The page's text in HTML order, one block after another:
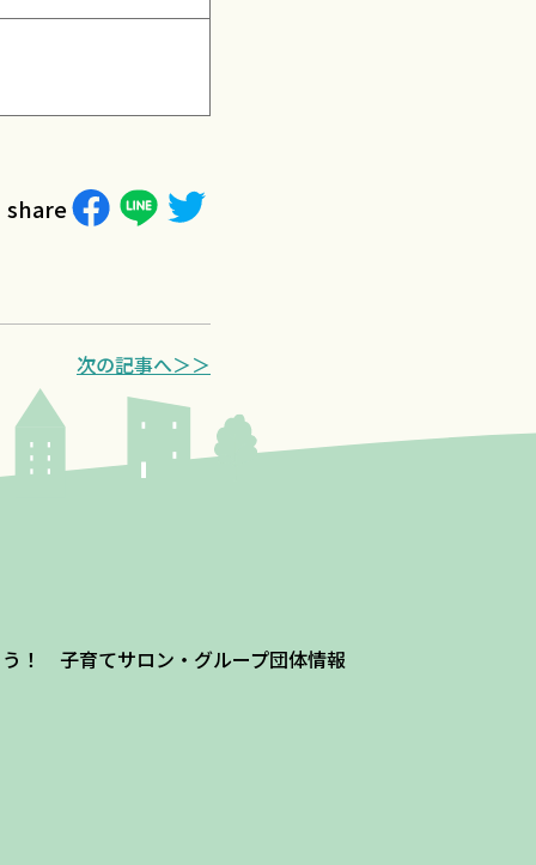
share
次の記事へ＞＞
！ 子育てサロン・グループ団体情報